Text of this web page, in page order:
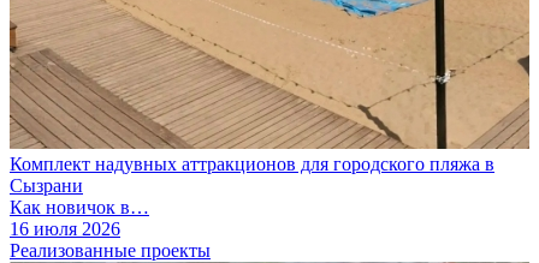
Комплект надувных аттракционов для городского пляжа в
Сызрани
Как новичок в…
16 июля 2026
Реализованные проекты